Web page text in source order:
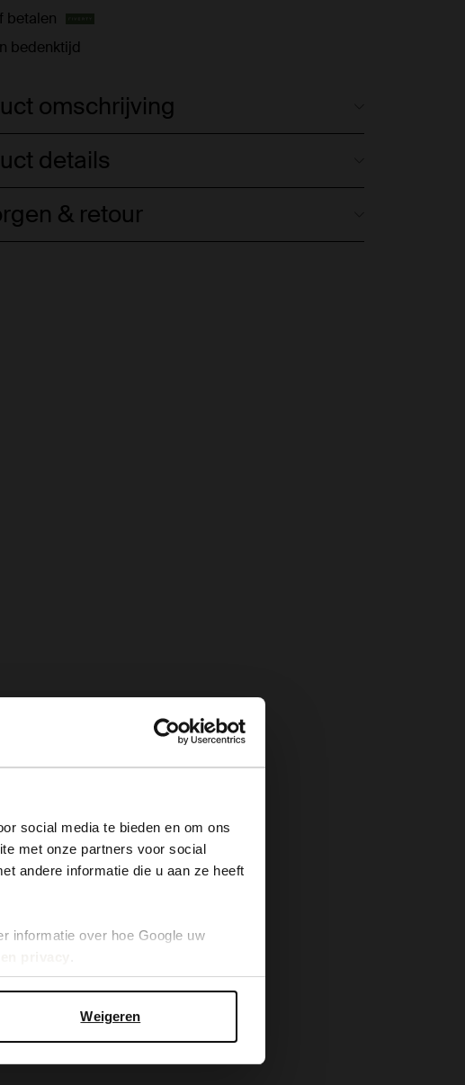
social media te bieden en om ons
met onze partners voor social
andere informatie die u aan ze heeft
informatie over hoe Google uw
Weigeren
betalen
bedenktijd
omschrijving
details
& retour
to